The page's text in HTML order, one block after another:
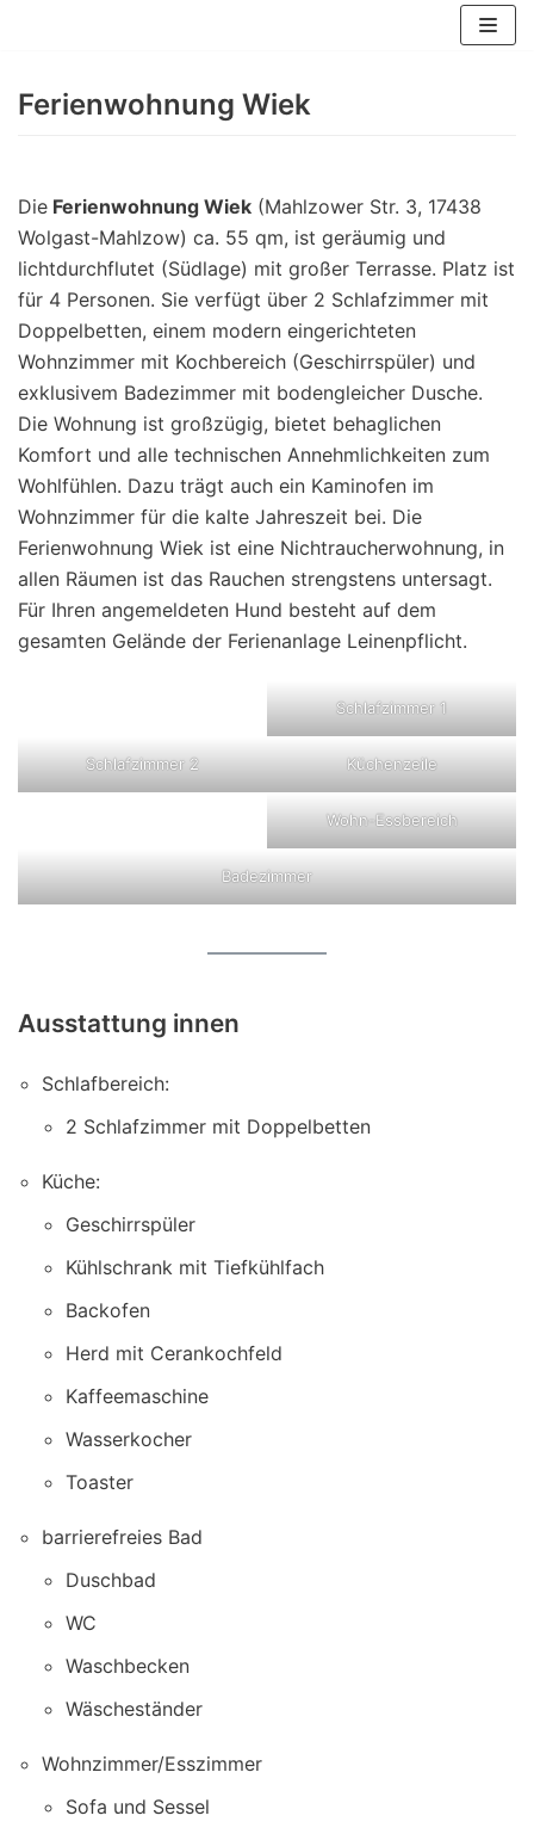
springen
Ferienwohnung Wiek
Die Ferienwohnung Wiek (Mahlzower Str. 3, 17438
Wolgast-Mahlzow) ca. 55 qm, ist geräumig und
lichtdurchflutet (Südlage) mit großer Terrasse. Platz ist
für 4 Personen. Sie verfügt über 2 Schlafzimmer mit
Doppelbetten, einem modern eingerichteten
Wohnzimmer mit Kochbereich (Geschirrspüler) und
exklusivem Badezimmer mit bodengleicher Dusche.
Die Wohnung ist großzügig, bietet behaglichen
Komfort und alle technischen Annehmlichkeiten zum
Wohlfühlen. Dazu trägt auch ein Kaminofen im
Wohnzimmer für die kalte Jahreszeit bei. Die
Ferienwohnung Wiek ist eine Nichtraucherwohnung, in
allen Räumen ist das Rauchen strengstens untersagt.
Für Ihren angemeldeten Hund besteht auf dem
gesamten Gelände der Ferienanlage Leinenpflicht.
Schlafzimmer 1
Schlafzimmer 2 Küchenzeile
Wohn-Essbereich
Badezimmer
Ausstattung innen
Schlafbereich:
2 Schlafzimmer mit Doppelbetten
Küche:
Geschirrspüler
Kühlschrank mit Tiefkühlfach
Backofen
Herd mit Cerankochfeld
Kaffeemaschine
Wasserkocher
Toaster
barrierefreies Bad
Duschbad
WC
Waschbecken
Wäscheständer
Wohnzimmer/Esszimmer
Sofa und Sessel